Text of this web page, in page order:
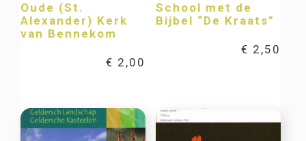
Oude (St.
Alexander) Kerk
van Bennekom
€ 2,00
School met de
Bijbel “De Kraats”
€ 2,50